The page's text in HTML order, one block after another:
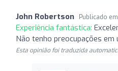
John Robertson Publicado em
Experiência fantástica:
Não tenho preocupações em
Esta opinião foi traduzida